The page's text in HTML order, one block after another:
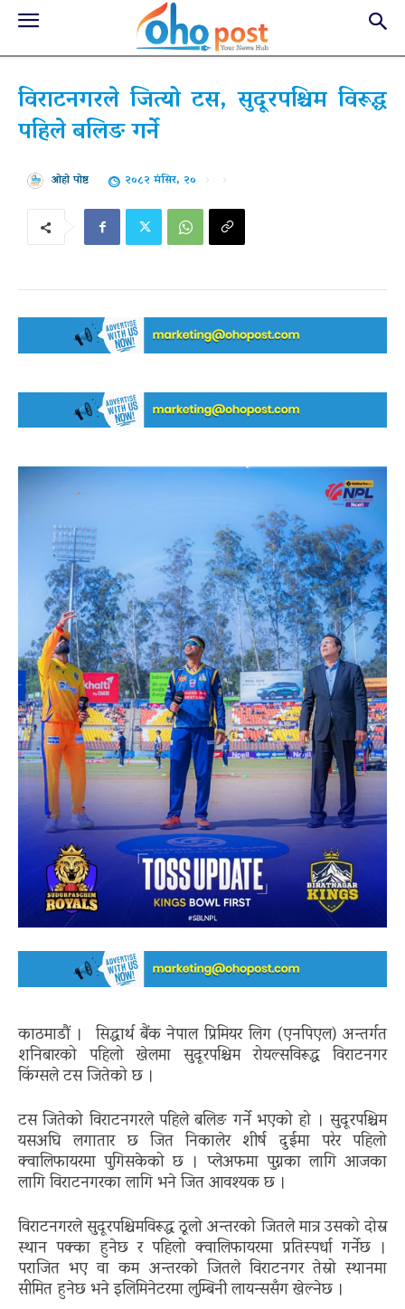
विराटनगरले जित्यो टस, सुदूरपश्चिम विरूद्ध
पहिले बलिङ गर्ने
ओहो पोष्ट २०८२ मंसिर, २०
काठमाडौं । सिद्धार्थ बैंक नेपाल प्रिमियर लिग (एनपिएल) अन्तर्गत
शनिबारको पहिलो खेलमा सुदूरपश्चिम रोयल्सविरूद्ध विराटनगर
किंग्सले टस जितेको छ ।
टस जितेको विराटनगरले पहिले बलिङ गर्ने भएको हो । सुदूरपश्चिम
यसअघि लगातार छ जित निकालेर शीर्ष दुईमा परेर पहिलो
क्वालिफायरमा पुगिसकेको छ । प्लेअफमा पुग्नका लागि आजका
लागि विराटनगरका लागि भने जित आवश्यक छ ।
विराटनगरले सुदूरपश्चिमविरूद्ध ठूलो अन्तरको जितले मात्र उसको दोस्र
स्थान पक्का हुनेछ र पहिलो क्वालिफायरमा प्रतिस्पर्धा गर्नेछ ।
पराजित भए वा कम अन्तरको जितले विराटनगर तेस्रो स्थानमा
सीमित हुनेछ भने इलिमिनेटरमा लुम्बिनी लायन्ससँग खेल्नेछ ।